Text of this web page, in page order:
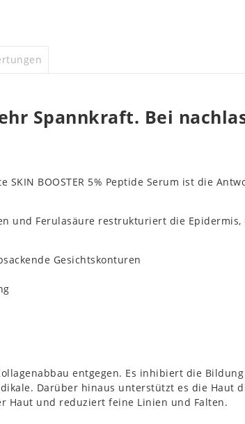
Spannkraft. Bei
SKIN BOOSTER 5% Peptide Serum ist die
und Ferulasäure restrukturiert die
Gesichtskonturen
entgegen. Es inhibiert die
Darüber hinaus unterstützt es die Haut
Haut und reduziert feine Linien und Falten.